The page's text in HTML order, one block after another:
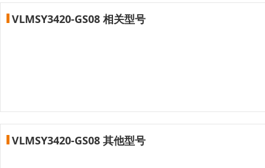
VLMSY3420-GS08 相关型号
VLMSY3420-GS08 其他型号